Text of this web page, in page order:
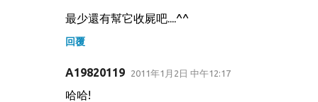
最少還有幫它收屍吧....^^
回覆
A19820119 2011年1月2日 中午12:17
哈哈!